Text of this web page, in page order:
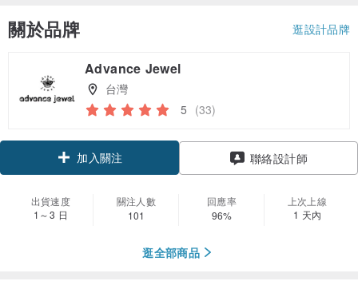
關於品牌 逛設計品牌
Advance Jewel
台灣
5 (33)
加入關注 聯絡設計師
出貨速度
1～3 日
關注人數
101
回應率
96%
上次上線
1 天內
逛全部商品